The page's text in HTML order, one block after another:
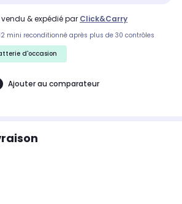
vendu & expédié par Click&carry
mini reconditionné après plus de 30 contrôles
d'occasion
Ajouter au comparateur